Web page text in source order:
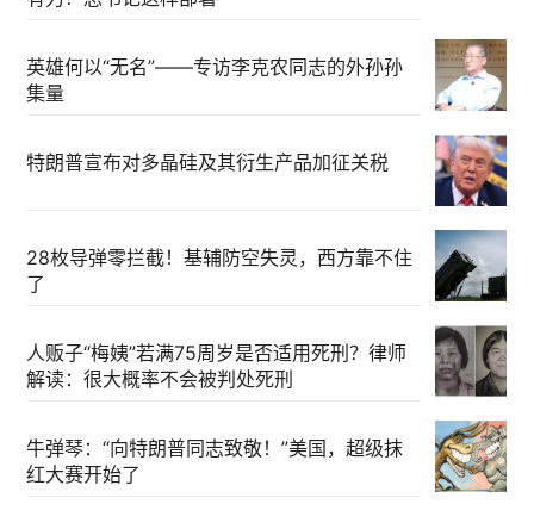
英雄何以“无名”——专访李克农同志的外孙孙
集量
特朗普宣布对多晶硅及其衍生产品加征关税
28枚导弹零拦截！基辅防空失灵，西方靠不住
了
人贩子“梅姨”若满75周岁是否适用死刑？律师
解读：很大概率不会被判处死刑
牛弹琴：“向特朗普同志致敬！”美国，超级抹
红大赛开始了